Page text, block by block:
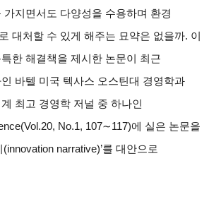
가지면서도 다양성을 수용하며 환경
대처할 수 있게 해주는 묘약은 없을까. 이
한 해결책을 제시한 논문이 최근
바텔 미국 텍사스 오스틴대 경영학과
최고 경영학 저널 중 하나인
No.1, 107∼117)에 실은 논문을
(innovation narrative)’를 대안으로